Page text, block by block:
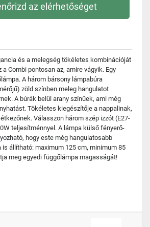
az elérhetőséget
és a melegség tökéletes kombinációját
Combi pontosan az, amire vágyik. Egy
A három bársony lámpabúra
zöld színben meleg hangulatot
A búrák belül arany színűek, ami még
Tökéletes kiegészítője a nappalinak,
Válasszon három szép izzót (E27-
teljesítménnyel. A lámpa külső fényerő-
hogy este még hangulatosabb
is állítható: maximum 125 cm, minimum 85
meg egyedi függőlámpa magasságát!